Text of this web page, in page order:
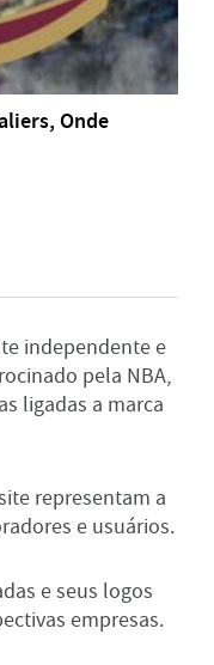
Onde
independente e
pela NBA,
ligadas a marca
representam a
e usuários.
e seus logos
empresas.